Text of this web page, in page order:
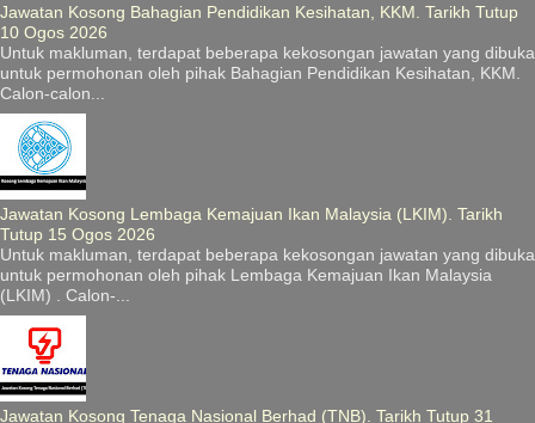
Jawatan Kosong Bahagian Pendidikan Kesihatan, KKM. Tarikh Tutup
10 Ogos 2026
Untuk makluman, terdapat beberapa kekosongan jawatan yang dibuka
untuk permohonan oleh pihak Bahagian Pendidikan Kesihatan, KKM.
Calon-calon...
Jawatan Kosong Lembaga Kemajuan Ikan Malaysia (LKIM). Tarikh
Tutup 15 Ogos 2026
Untuk makluman, terdapat beberapa kekosongan jawatan yang dibuka
untuk permohonan oleh pihak Lembaga Kemajuan Ikan Malaysia
(LKIM) . Calon-...
Jawatan Kosong Tenaga Nasional Berhad (TNB). Tarikh Tutup 31